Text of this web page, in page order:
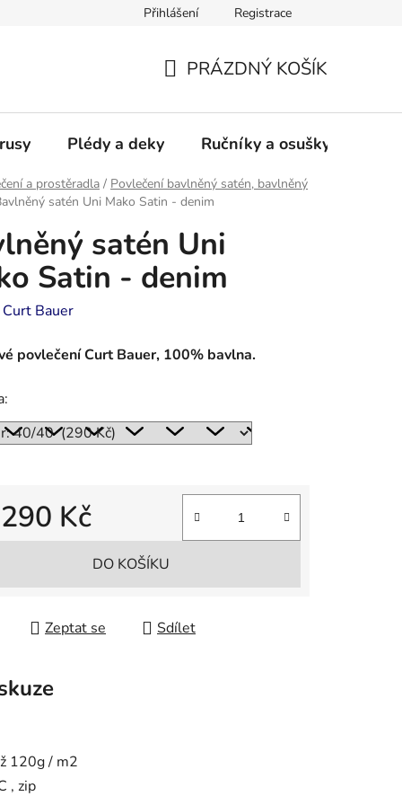
Přihlášení Registrace
KOŠÍK
PRÁZDNÝ KOŠÍK
Plédy a deky Ručníky a osušky - frotté
a prostěradla / Povlečení bavlněný satén, bavlněný
satén Uni Mako Satin - denim
satén Uni
Satin - denim
Curt Bauer
povlečení Curt Bauer, 100% bavlna.
290 Kč
DO KOŠÍKU
Zeptat se Sdílet
120g / m2
, zip